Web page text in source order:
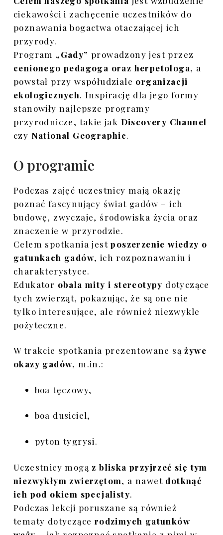
Galeria płazów
Galeria gadów
ciekawości i zachęcenie uczestników do
poznawania bogactwa otaczającej ich
przyrody.
Program „Gady” prowadzony jest przez
cenionego pedagoga oraz herpetologa, a
powstał przy współudziale organizacji
ekologicznych. Inspirację dla jego formy
stanowiły najlepsze programy
przyrodnicze, takie jak Discovery Channel
czy National Geographic.
O programie
Podczas zajęć uczestnicy mają okazję
poznać fascynujący świat gadów – ich
budowę, zwyczaje, środowiska życia oraz
znaczenie w przyrodzie.
Celem spotkania jestposzerzenie wiedzy o
gatunkach gadów, ich rozpoznawaniu i
charakterystyce.
Edukator obala mity i stereotypy dotyczące
tych zwierząt, pokazując, że są one nie
tylko interesujące, ale również niezwykle
pożyteczne.
W trakcie spotkania prezentowane sążywe
okazy gadów, m.in.:
boa tęczowy,
boa dusiciel,
pyton tygrysi.
Uczestnicy mogą z bliska przyjrzeć się tym
niezwykłym zwierzętom, a nawet dotknąć
ich pod okiem specjalisty.
Podczas lekcji poruszane są również
tematy dotyczące rodzimych gatunków